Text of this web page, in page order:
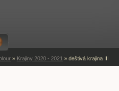
» Krajiny 2020 - 2021 » deštivá krajina III